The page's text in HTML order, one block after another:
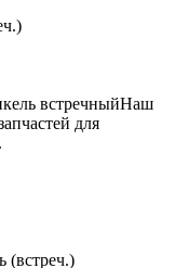
встречныйНаш
для